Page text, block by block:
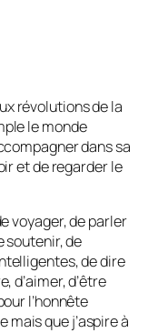
révolutions de la
le monde
dans sa
et de regarder le
voyager, de parler
soutenir, de
de dire
d’aimer, d’être
l’honnête
mais que j’aspire à